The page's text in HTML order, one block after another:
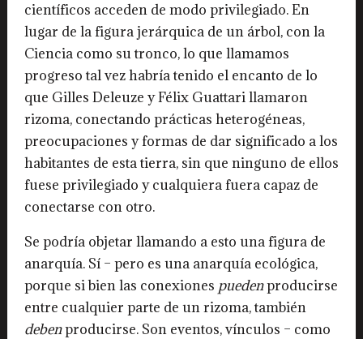
científicos acceden de modo privilegiado. En
lugar de la figura jerárquica de un árbol, con la
Ciencia como su tronco, lo que llamamos
progreso tal vez habría tenido el encanto de lo
que Gilles Deleuze y Félix Guattari llamaron
rizoma, conectando prácticas heterogéneas,
preocupaciones y formas de dar significado a los
habitantes de esta tierra, sin que ninguno de ellos
fuese privilegiado y cualquiera fuera capaz de
conectarse con otro.
Se podría objetar llamando a esto una figura de
anarquía. Sí – pero es una anarquía ecológica,
porque si bien las conexiones puedenproducirse
entre cualquier parte de un rizoma, también
debenproducirse. Son eventos, vínculos – como